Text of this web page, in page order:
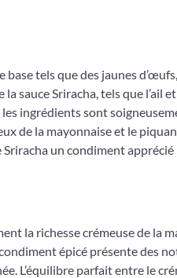
tels que des jaunes
sauce Sriracha, tels que l’ail
ingrédients sont
de la mayonnaise et le
un condiment
la richesse crémeuse de la
épicé présente des
L’équilibre parfait entre le